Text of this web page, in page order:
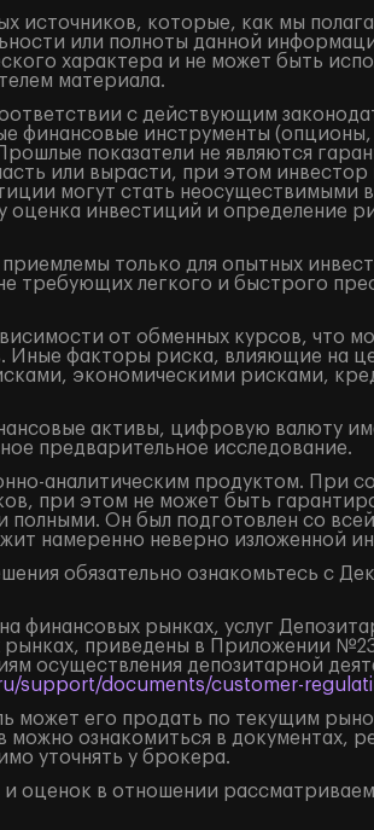
источников, которые, как мы
или полноты данной
характера и не может быть
материала.
с действующим
финансовые инструменты
показатели не являются
или вырасти, при этом инвестор
могут стать неосуществимыми
инвестиций и определение
только для опытных
требующих легкого и быстрого
от обменных курсов, что
Иные факторы риска, влияющие на
экономическими рисками,
активы, цифровую валюту
предварительное исследование.
аналитическим продуктом. При
при этом не может быть
Он был подготовлен со
намеренно неверно изложенной
обязательно ознакомьтесь с
финансовых рынках, услуг
рынках, приведены в Приложении
осуществления депозитарной
support/documents/customer-
может его продать по текущим
ознакомиться в документах,
уточнять у брокера.
оценок в отношении